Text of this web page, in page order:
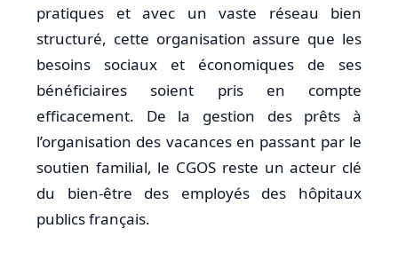
pratiques et avec un vaste réseau bien
structuré, cette organisation assure que les
besoins sociaux et économiques de ses
bénéficiaires soient pris en compte
efficacement. De la gestion des prêts à
l’organisation des vacances en passant par le
soutien familial, le CGOS reste un acteur clé
du bien-être des employés des hôpitaux
publics français.